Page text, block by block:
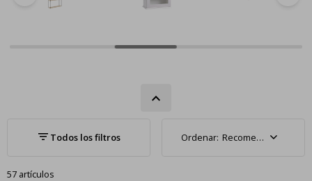
Recomendados
57 artículos